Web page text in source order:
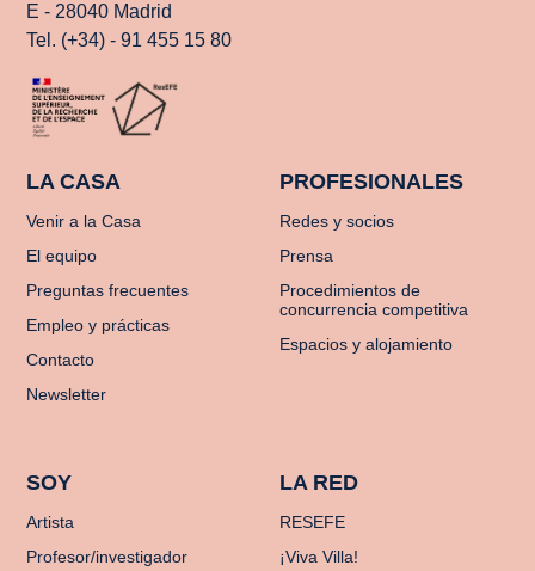
E - 28040 Madrid
Tel. (+34) - 91 455 15 80
LA CASA
Venir a la Casa
El equipo
Preguntas frecuentes
Empleo y prácticas
Contacto
Newsletter
PROFESIONALES
Redes y socios
Prensa
Procedimientos de
concurrencia competitiva
Espacios y alojamiento
SOY
Artista
Profesor/investigador
LA RED
RESEFE
¡Viva Villa!